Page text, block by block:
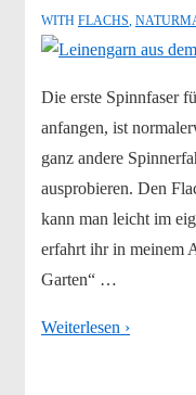
WITH FLACHS,
Die erste Spinnfaser
anfangen, ist
ganz andere
ausprobieren. Den
kann man leicht im
erfahrt ihr in meinem
Garten“ …
Weiterlesen ›